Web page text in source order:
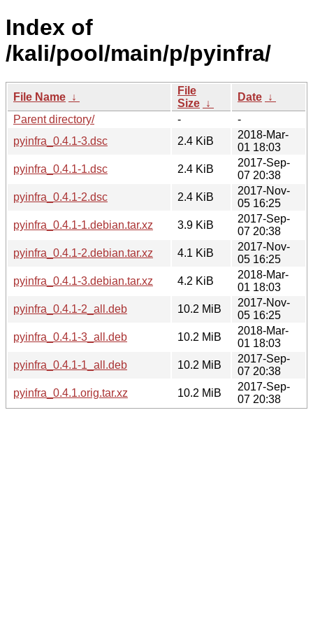
Index of
/kali/pool/main/p/pyinfra/
File Name ↓
File
Size ↓
Date ↓
Parent directory/
-
-
pyinfra_0.4.1-3.dsc
2.4 KiB
2018-Mar-
01 18:03
pyinfra_0.4.1-1.dsc
2.4 KiB
2017-Sep-
07 20:38
pyinfra_0.4.1-2.dsc
2.4 KiB
2017-Nov-
05 16:25
pyinfra_0.4.1-1.debian.tar.xz
3.9 KiB
2017-Sep-
07 20:38
pyinfra_0.4.1-2.debian.tar.xz
4.1 KiB
2017-Nov-
05 16:25
pyinfra_0.4.1-3.debian.tar.xz
4.2 KiB
2018-Mar-
01 18:03
pyinfra_0.4.1-2_all.deb
10.2 MiB
2017-Nov-
05 16:25
pyinfra_0.4.1-3_all.deb
10.2 MiB
2018-Mar-
01 18:03
pyinfra_0.4.1-1_all.deb
10.2 MiB
2017-Sep-
07 20:38
pyinfra_0.4.1.orig.tar.xz
10.2 MiB
2017-Sep-
07 20:38